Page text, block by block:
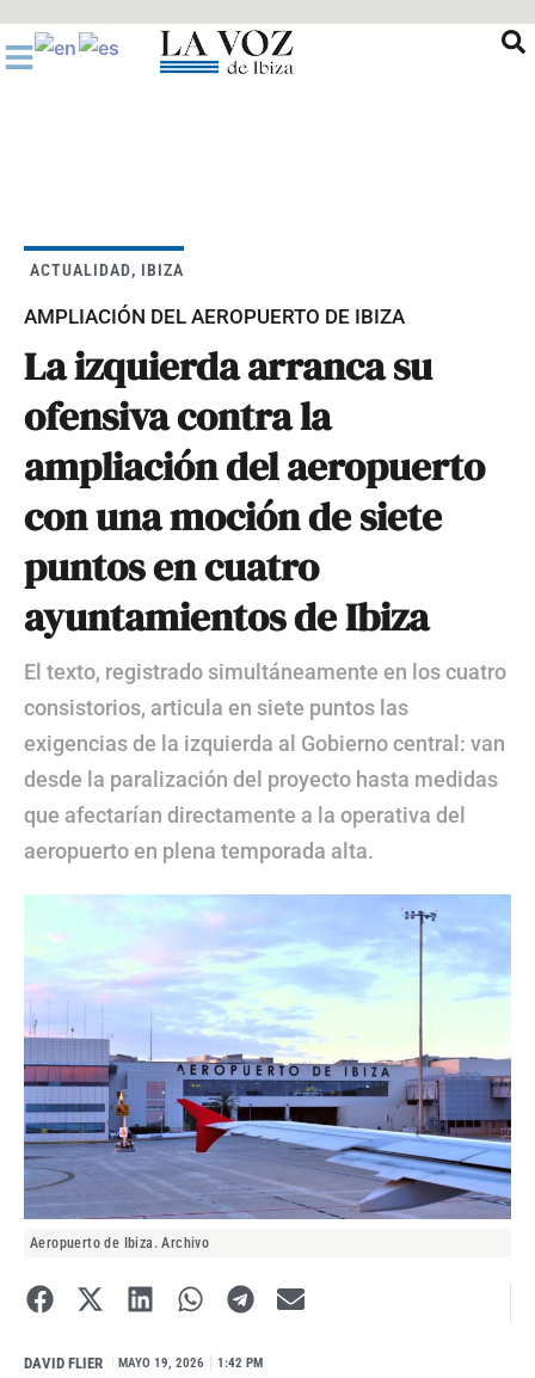
al
contenido
ACTUALIDAD, IBIZA
AMPLIACIÓN DEL AEROPUERTO DE IBIZA
La izquierda arranca su
ofensiva contra la
ampliación del aeropuerto
con una moción de siete
puntos en cuatro
ayuntamientos de Ibiza
El texto, registrado simultáneamente en los cuatro
consistorios, articula en siete puntos las
exigencias de la izquierda al Gobierno central: van
desde la paralización del proyecto hasta medidas
que afectarían directamente a la operativa del
aeropuerto en plena temporada alta.
Aeropuerto de Ibiza. Archivo
DAVID FLIER MAYO 19, 2026 1:42 PM